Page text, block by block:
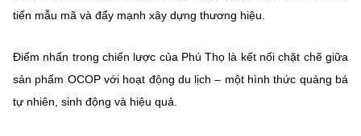
BỘ KHOA HỌC VÀ CÔNG NGHỆ
Điều khoản sử dụng Theo dõi MST: Góp ý
Cơ quan chủ quản: Bộ Khoa học và Công nghệ (MST)
tiến mẫu mã và đẩy mạnh xây dựng thương hiệu.
Điểm nhấn trong chiến lược của Phú Thọ là kết nối chặt chẽ giữa
sản phẩm OCOP với hoạt động du lịch – một hình thức quảng bá
tự nhiên, sinh động và hiệu quả.